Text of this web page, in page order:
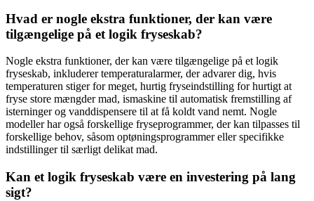
Hvad er nogle ekstra funktioner, der kan være
tilgængelige på et logik fryseskab?
Nogle ekstra funktioner, der kan være tilgængelige på et logik
fryseskab, inkluderer temperaturalarmer, der advarer dig, hvis
temperaturen stiger for meget, hurtig fryseindstilling for hurtigt at
fryse store mængder mad, ismaskine til automatisk fremstilling af
isterninger og vanddispensere til at få koldt vand nemt. Nogle
modeller har også forskellige fryseprogrammer, der kan tilpasses til
forskellige behov, såsom optøningsprogrammer eller specifikke
indstillinger til særligt delikat mad.
Kan et logik fryseskab være en investering på lang
sigt?